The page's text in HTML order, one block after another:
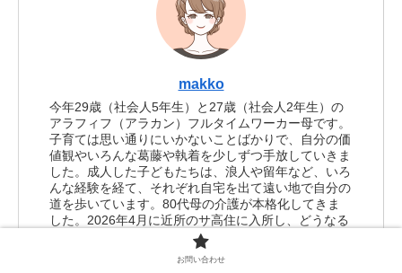
makko
今年29歳（社会人5年生）と27歳（社会人2年生）の
アラフィフ（アラカン）フルタイムワーカー母です。
子育ては思い通りにいかないことばかりで、自分の価
値観やいろんな葛藤や執着を少しずつ手放していきま
した。成人した子どもたちは、浪人や留年など、いろ
んな経験を経て、それぞれ自宅を出て遠い地で自分の
道を歩いています。80代母の介護が本格化してきま
した。2026年4月に近所のサ高住に入所し、どうなる
私自身は、イメージトレーニングや心理学、カウンセ
リング、メンタリングを細々と学ぶこと10年以上。
お問い合わせ